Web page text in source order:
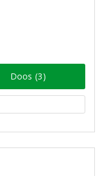
Doos (3)